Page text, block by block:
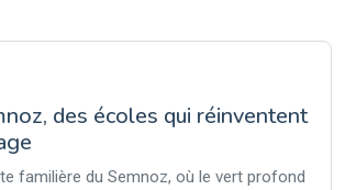
des écoles qui réinventent
familière du Semnoz, où le vert profond